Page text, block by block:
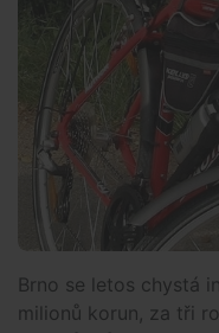
Brno se letos chystá
milionů korun, za tři